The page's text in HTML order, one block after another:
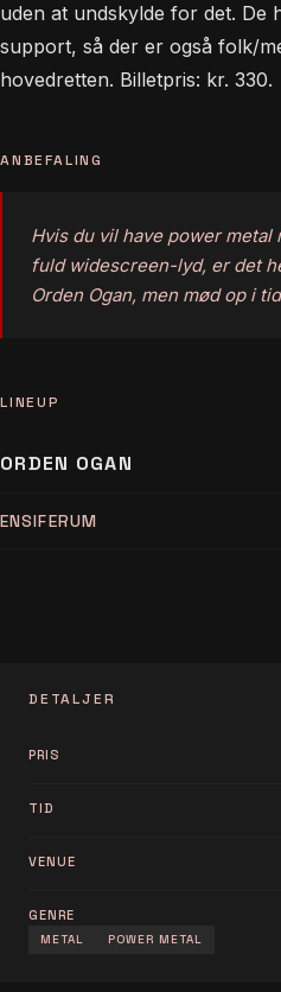
uden at undskylde for det. De
support, så der er også folk/
hovedretten. Billetpris: kr. 330.
ANBEFALING
Hvis du vil have power metal
fuld widescreen-lyd, er det
Orden Ogan, men mød op i
LINEUP
ORDEN OGAN
ENSIFERUM
DETALJER
PRIS
TID
VENUE
GENRE
METAL POWER METAL